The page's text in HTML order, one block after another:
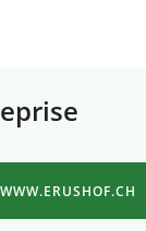
WWW.ERUSHOF.CH